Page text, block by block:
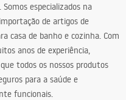
Somos especializados na
de artigos de
casa de banho e cozinha. Com
anos de experiência,
todos os nossos produtos
para a saúde e
funcionais.